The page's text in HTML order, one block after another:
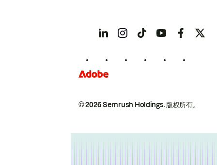
© 2026 Semrush Holdings.版权所有。